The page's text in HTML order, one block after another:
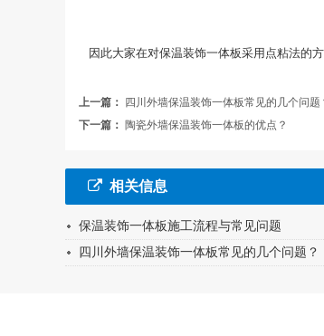
因此大家在对保温装饰一体板采用点粘法的
上一篇：
四川外墙保温装饰一体板常见的几个问题
下一篇： 陶瓷外墙保温装饰一体板的优点？
相关信息
保温装饰一体板施工流程与常见问题
四川外墙保温装饰一体板常见的几个问题？